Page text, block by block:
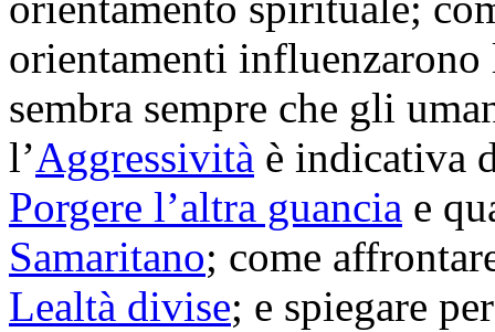
orientamenti
sembra sempre che gli
l’Aggressività è indicativa
Porgere l’altra guancia e
Samaritano; come
Lealtà divise; e spiegare